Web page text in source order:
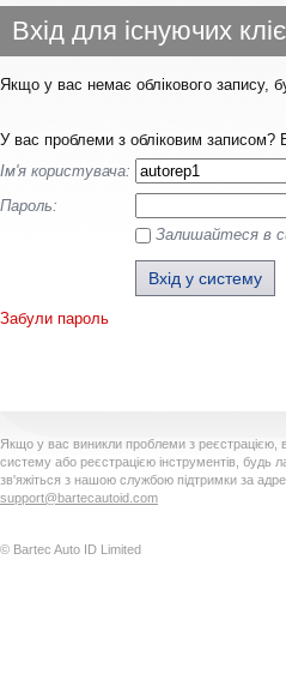
Вхід для існуючих
Якщо у вас немає облікового запису,
У вас проблеми з обліковим
Ім'я користувача:
Пароль:
Залишайтеся в
Забули пароль
Якщо у вас виникли проблеми з реєстрацією,
систему або реєстрацією інструментів, будь
зв'яжіться з нашою службою підтримки за
support@bartecautoid.com
© Bartec Auto ID Limited